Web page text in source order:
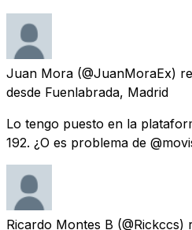
Juan Mora (@JuanMoraEx)
desde Fuenlabrada, Madrid
Lo tengo puesto en la
192. ¿O es problema de
Ricardo Montes B (@Rickccs)